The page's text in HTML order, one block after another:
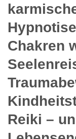
Chakren
Reiki –